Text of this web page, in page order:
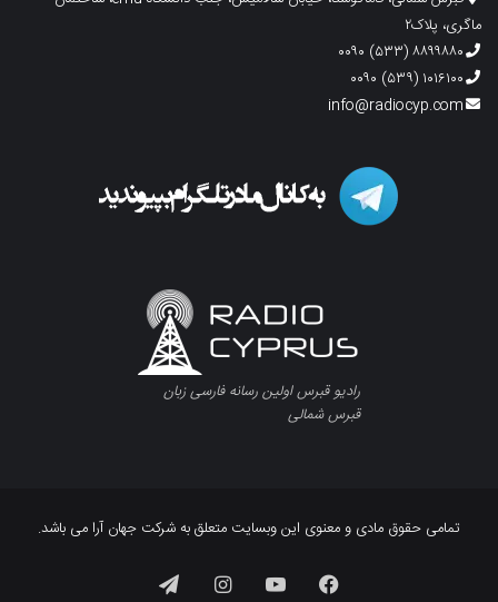
ماگری، پلاک۲
۸۸۹۹۸۸۰ (۵۳۳) ۰۰۹۰
۱۰۱۶۱۰۰ (۵۳۹) ۰۰۹۰
info@radiocyp.com
رادیو قبرس اولین رسانه فارسی زبان
قبرس شمالی
تمامی حقوق مادی و معنوی این وبسایت متعلق به شرکت جهان آرا می باشد.
فیسبوک یوتیوب اینستاگرام